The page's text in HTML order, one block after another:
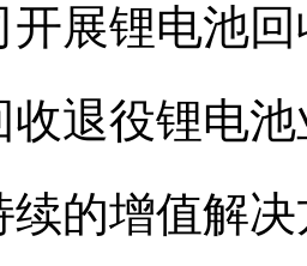
开展锂电池
收退役锂电
续的增值解